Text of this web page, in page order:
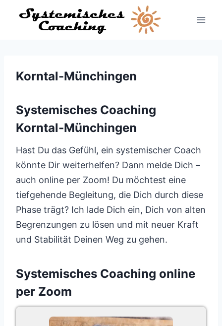
Inhalt
Korntal-Münchingen
Systemisches Coaching
Korntal-Münchingen
Hast Du das Gefühl, ein systemischer Coach
könnte Dir weiterhelfen? Dann melde Dich –
auch online per Zoom! Du möchtest eine
tiefgehende Begleitung, die Dich durch diese
Phase trägt? Ich lade Dich ein, Dich von alten
Begrenzungen zu lösen und mit neuer Kraft
und Stabilität Deinen Weg zu gehen.
Systemisches Coaching online
per Zoom